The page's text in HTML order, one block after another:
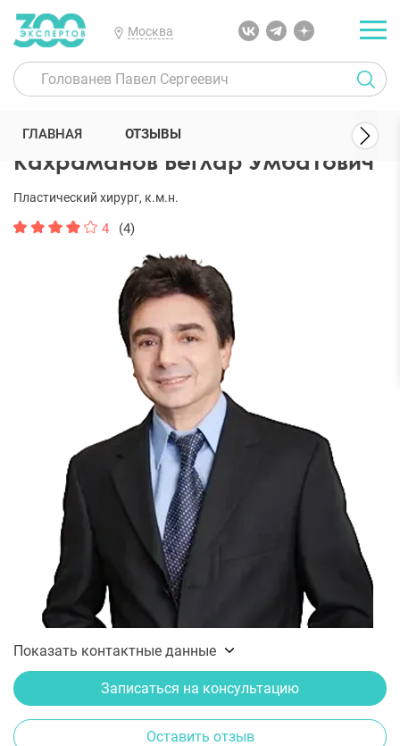
Москва
300 Экспертов Пластические хирурги Кахраманов Беглар
Кахраманов Беглар Умбатович
Пластический хирург, к.м.н.
4 (4)
Показать контактные данные
Записаться на консультацию
Оставить отзыв
ГЛАВНАЯ ОТЗЫВЫ